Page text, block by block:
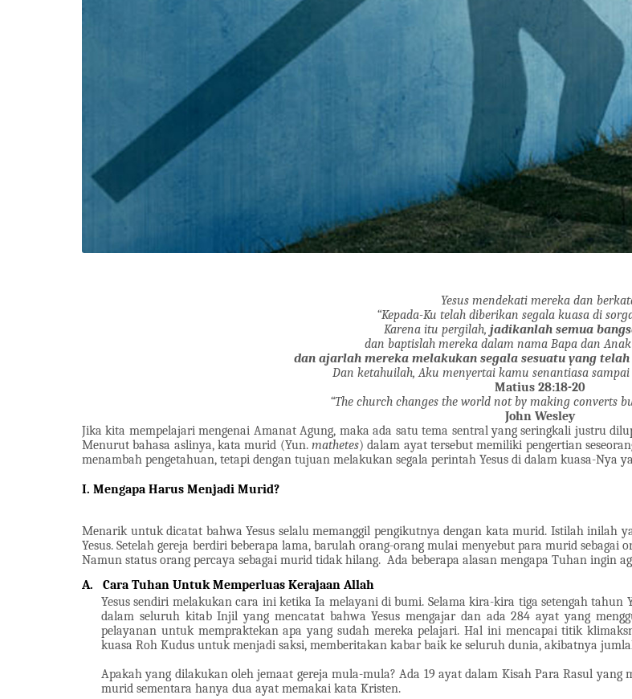
Yesus mendekati mereka dan
“Kepada-Ku telah diberikan segala kuasa di
Karena itu pergilah, jadikanlah semua
dan baptislah mereka dalam nama Bapa dan Anak
dan ajarlah mereka melakukan segala sesuatu yang
Dan ketahuilah, Aku menyertai kamu senantiasa
Matius 28:18-20
“The church changes the world not by making converts
John Wesley
Jika kita mempelajari mengenai Amanat Agung, maka ada satu tema sentral yang seringkali justru
Menurut bahasa aslinya, kata murid (Yun. mathetes) dalam ayat tersebut memiliki pengertian
menambah pengetahuan, tetapi dengan tujuan melakukan segala perintah Yesus di dalam kuasa-Nya
I. Mengapa Harus Menjadi Murid?
Menarik untuk dicatat bahwa Yesus selalu memanggil pengikutnya dengan kata murid. Istilah inilah
Yesus. Setelah gereja berdiri beberapa lama, barulah orang-orang mulai menyebut para murid sebagai
Namun status orang percaya sebagai murid tidak hilang. Ada beberapa alasan mengapa Tuhan ingin
A.
Cara Tuhan Untuk Memperluas Kerajaan Allah
Yesus sendiri melakukan cara ini ketika Ia melayani di bumi. Selama kira-kira tiga setengah
dalam seluruh kitab Injil yang mencatat bahwa Yesus mengajar dan ada 284 ayat yang
pelayanan untuk mempraktekan apa yang sudah mereka pelajari. Hal ini mencapai titik
kuasa Roh Kudus untuk menjadi saksi, memberitakan kabar baik ke seluruh dunia, akibatnya
Apakah yang dilakukan oleh jemaat gereja mula-mula? Ada 19 ayat dalam Kisah Para Rasul
murid sementara hanya dua ayat memakai kata Kristen.